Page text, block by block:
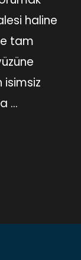
haline
tam
isimsiz
…